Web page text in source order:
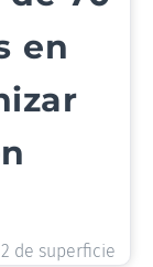
en
de superficie